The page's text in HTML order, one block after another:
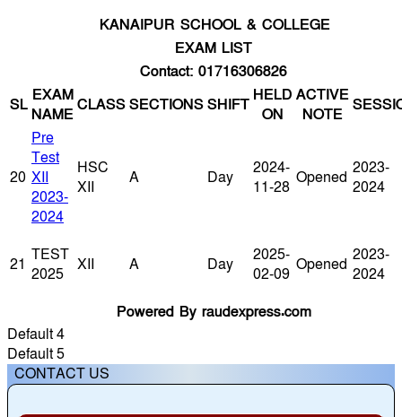
KANAIPUR SCHOOL & COLLEGE
EXAM LIST
Contact: 01716306826
SL EXAM
NAMECLASSSECTIONSSHIFT HELD
ON
ACTIVE
NOTE
20
Pre
Test
XII
2023-
2024
HSC
XII
A Day
2024-
11-28 Opened 2023-
2024
21 TEST
2025
XII A Day
2025-
02-09 Opened 2023-
2024
Powered By raudexpress.com
Default 4
Default 5
CONTACT US